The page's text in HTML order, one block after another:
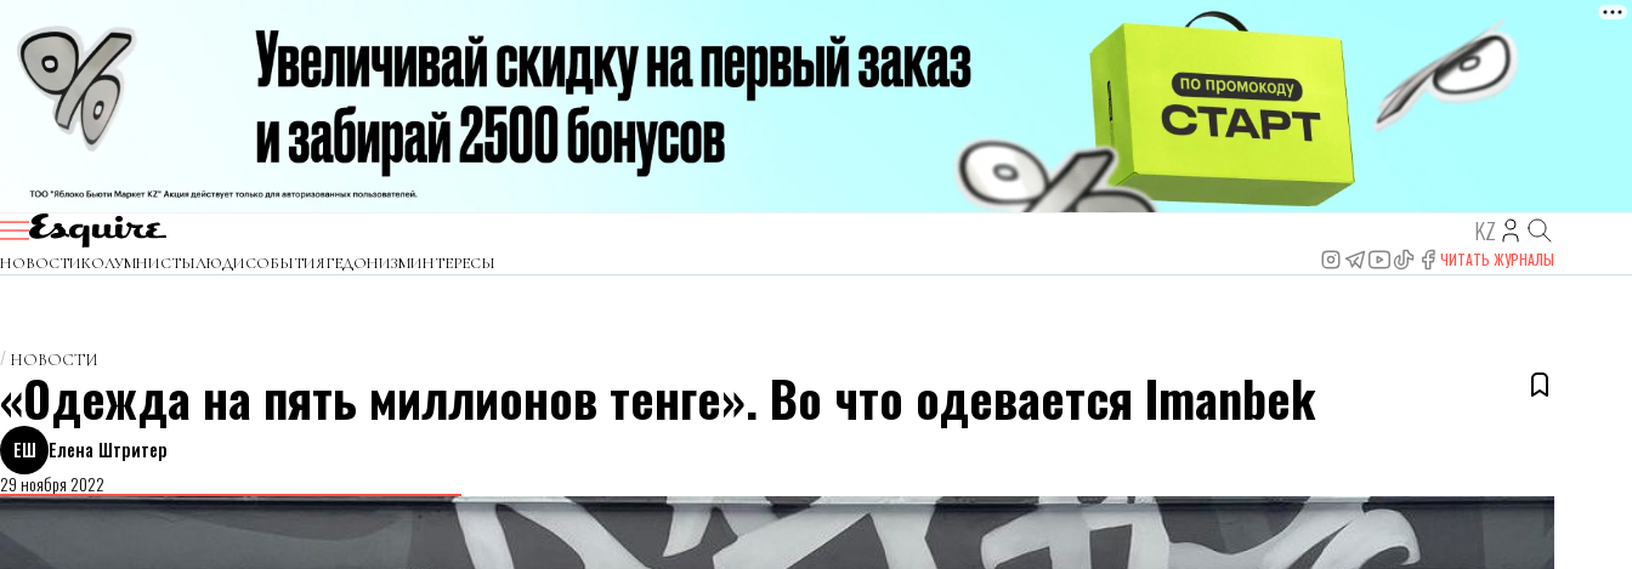
KZ
НОВОСТИКОЛУМНИСТЫЛЮДИСОБЫТИЯГЕДОНИЗМИНТЕРЕСЫ ЧИТАТЬ ЖУРНАЛЫ
НОВОСТИ
«Одежда на пять миллионов тенге». Во что одевается Imanbek
ЕШ Елена Штритер
29 ноября 2022